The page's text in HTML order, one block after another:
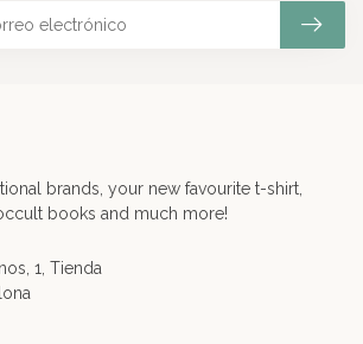
brands, your new favourite t-shirt,
books and much more!
1, Tienda